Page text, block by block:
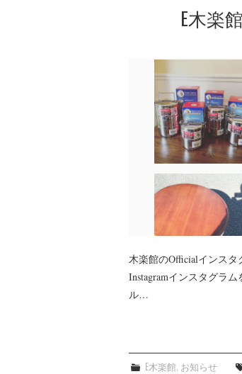
E木楽
木楽館のOfficialインスタ
Instagramインスタグラ
ル…
E木楽館 お知らせ